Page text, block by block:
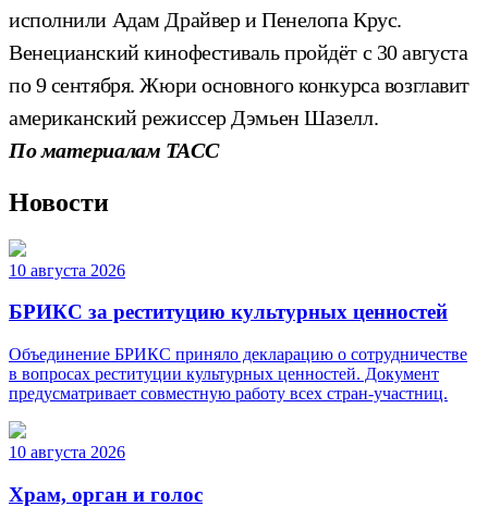
исполнили Адам Драйвер и Пенелопа Крус.
Венецианский кинофестиваль пройдёт с 30 августа
по 9 сентября. Жюри основного конкурса возглавит
американский режиссер Дэмьен Шазелл.
По материалам ТАСС
Новости
10 августа 2026
БРИКС за реституцию культурных ценностей
Объединение БРИКС приняло декларацию о сотрудничестве
в вопросах реституции культурных ценностей. Документ
предусматривает совместную работу всех стран-участниц.
10 августа 2026
Храм, орган и голос